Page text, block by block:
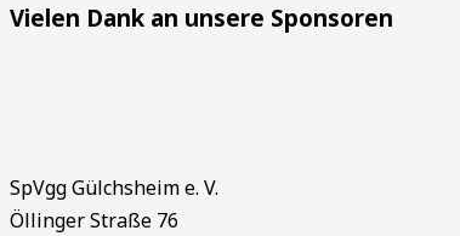
Vielen Dank an unsere Sponsoren
SpVgg Gülchsheim e. V.
Öllinger Straße 76